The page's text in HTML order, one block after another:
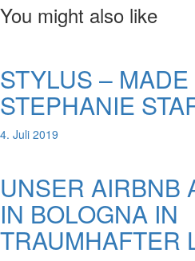
You might also like
STYLUS – MADE
STEPHANIE
4. Juli 2019
UNSER AIRBNB
IN BOLOGNA IN
TRAUMHAFTER